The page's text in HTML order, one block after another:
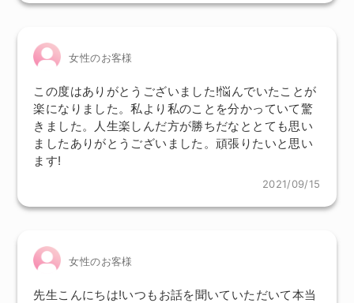
女性のお客様
この度はありがとうございました!悩んでいたことが
楽になりました。私より私のことを分かっていて驚
きました。人生楽しんだ方が勝ちだなととても思い
ましたありがとうございました。頑張りたいと思い
ます!
2021/09/15
女性のお客様
先生こんにちは!いつもお話を聞いていただいて本当